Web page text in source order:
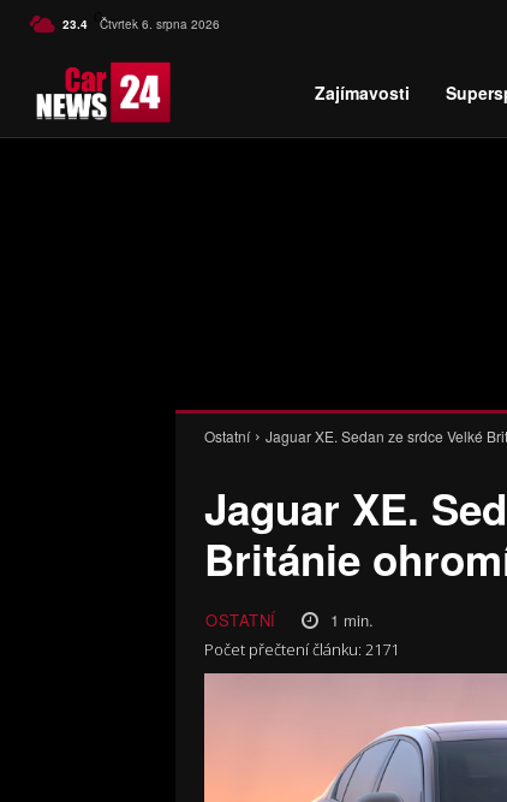
23.4 C Czech
Čtvrtek 6. srpna 2026
Zajímavosti
Ostatní Jaguar XE. Sedan ze srdce Velké
Jaguar XE.
Británie
OSTATNÍ 1 min.
Počet přečtení článku: 2171